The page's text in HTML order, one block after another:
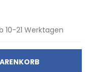
10-21 Werktagen